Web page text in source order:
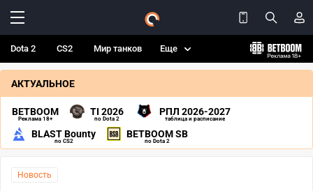
Dota 2 CS2 Мир танков Еще
АКТУАЛЬНОЕ
BETBOOM
Реклама 18+
TI 2026
по Dota 2
РПЛ 2026-2027
таблица и расписание
BLAST Bounty
по CS2
BETBOOM SB
по Dota 2
Новость